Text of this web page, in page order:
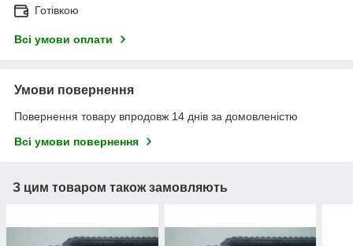
Готівкою
Всі умови оплати
Умови повернення
Повернення товару впродовж 14 днів за домовленістю
Всі умови повернення
З цим товаром також замовляють